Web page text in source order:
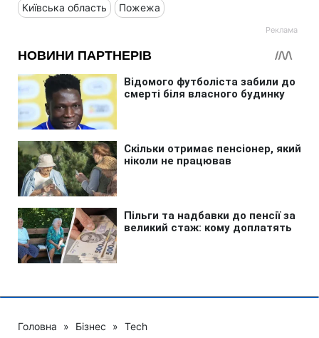
Київська область Пожежа
Головна » Бізнес » Tech